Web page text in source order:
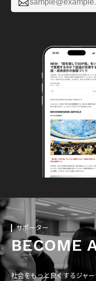
サポーター
BECOME
社会をもっと良くするジャ